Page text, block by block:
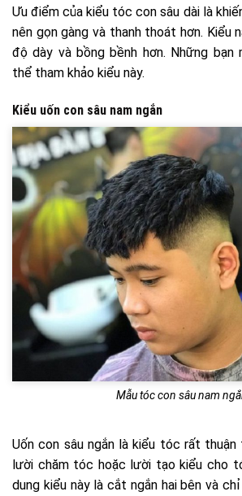
Ưu điểm của kiểu tóc con sâu dài là
nên gọn gàng và thanh thoát hơn. Kiểu
độ dày và bồng bềnh hơn. Những bạn
thể tham khảo kiểu này.
Kiểu uốn con sâu nam ngắn
Mẫu tóc con sâu nam
Uốn con sâu ngắn là kiểu tóc rất thuận
lười chăm tóc hoặc lười tạo kiểu cho
dung kiểu này là cắt ngắn hai bên và